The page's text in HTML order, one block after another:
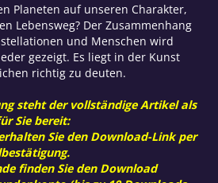
Planeten auf unseren Charakter,
Lebensweg? Der Zusammenhang
und Menschen wird
gezeigt. Es liegt in der Kunst
richtig zu deuten.
steht der vollständige Artikel als
Sie bereit:
Sie den Download-Link per
finden Sie den Download